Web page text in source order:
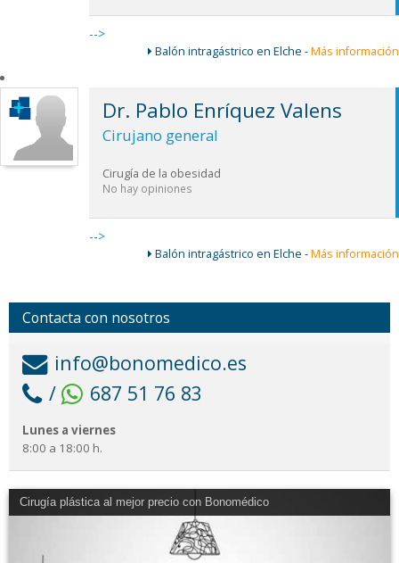
-->
Balón intragástrico en Elche -Más información
Dr. Pablo Enríquez Valens
Cirujano general
Cirugía de la obesidad
No hay opiniones
-->
Balón intragástrico en Elche -Más información
Contacta con nosotros
info@bonomedico.es
/
687 51 76 83
Lunes a viernes
8:00 a 18:00 h.
Cirugía plástica al mejor precio con Bonomédico